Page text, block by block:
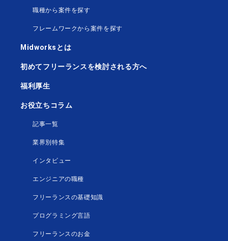
職種から案件を探す
フレームワークから案件を探す
Midworksとは
初めてフリーランスを検討される方へ
福利厚生
お役立ちコラム
記事一覧
業界別特集
インタビュー
エンジニアの職種
フリーランスの基礎知識
プログラミング言語
フリーランスのお金